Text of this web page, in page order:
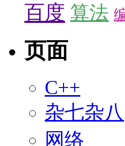
百度 算法
页面
C++
杂七杂八
网络